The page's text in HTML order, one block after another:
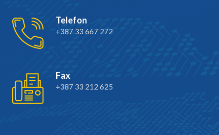
Telefon
+387 33 667 272
Fax
+387 33 212 625